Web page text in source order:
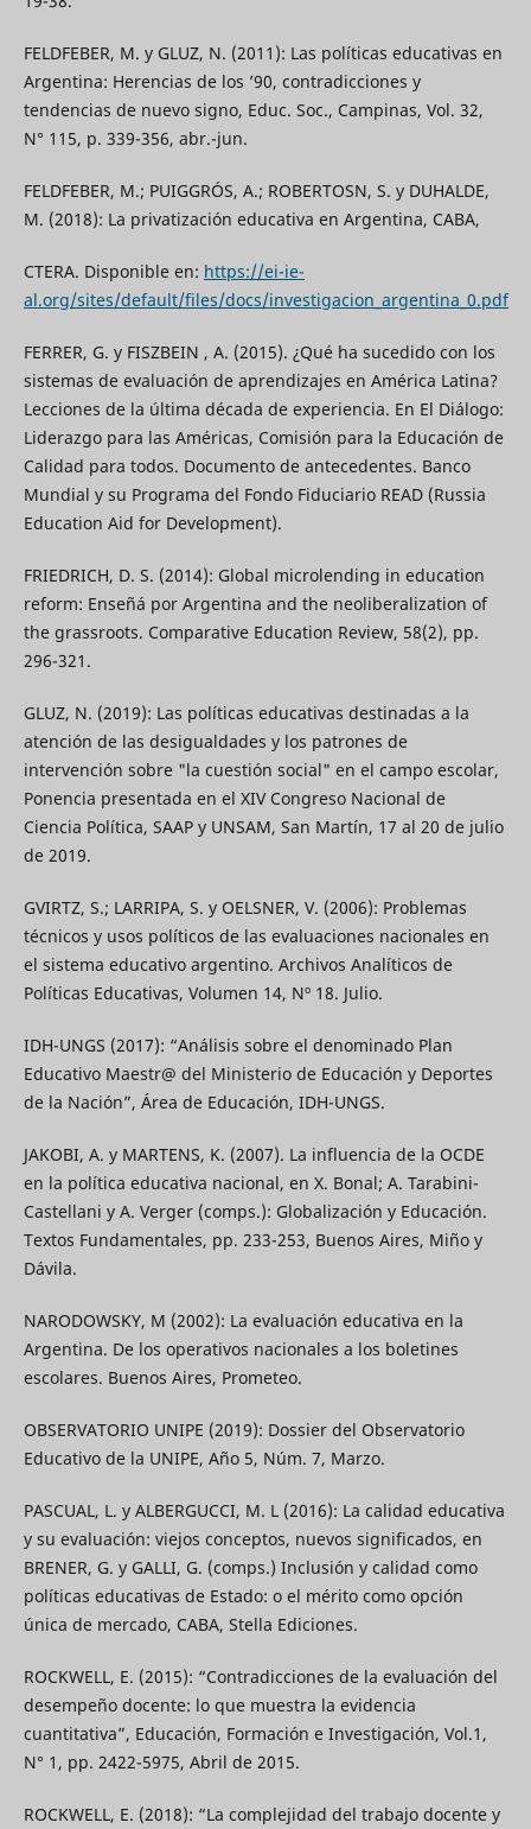
FELDFEBER, M. y GLUZ, N. (2011): Las políticas educativas en
Argentina: Herencias de los ’90, contradicciones y
tendencias de nuevo signo, Educ. Soc., Campinas, Vol. 32,
N° 115, p. 339-356, abr.-jun.
FELDFEBER, M.; PUIGGRÓS, A.; ROBERTOSN, S. y DUHALDE,
M. (2018): La privatización educativa en Argentina, CABA,
CTERA. Disponible en: https://ei-ie-
al.org/sites/default/files/docs/investigacion_argentina_0.pdf
FERRER, G. y FISZBEIN , A. (2015). ¿Qué ha sucedido con los
sistemas de evaluación de aprendizajes en América Latina?
Lecciones de la última década de experiencia. En El Diálogo:
Liderazgo para las Américas, Comisión para la Educación de
Calidad para todos. Documento de antecedentes. Banco
Mundial y su Programa del Fondo Fiduciario READ (Russia
Education Aid for Development).
FRIEDRICH, D. S. (2014): Global microlending in education
reform: Enseñá por Argentina and the neoliberalization of
the grassroots. Comparative Education Review, 58(2), pp.
296-321.
GLUZ, N. (2019): Las políticas educativas destinadas a la
atención de las desigualdades y los patrones de
intervención sobre "la cuestión social" en el campo escolar,
Ponencia presentada en el XIV Congreso Nacional de
Ciencia Política, SAAP y UNSAM, San Martín, 17 al 20 de julio
de 2019.
GVIRTZ, S.; LARRIPA, S. y OELSNER, V. (2006): Problemas
técnicos y usos políticos de las evaluaciones nacionales en
el sistema educativo argentino. Archivos Analíticos de
Políticas Educativas, Volumen 14, Nº 18. Julio.
IDH-UNGS (2017): “Análisis sobre el denominado Plan
Educativo Maestr@ del Ministerio de Educación y Deportes
de la Nación”, Área de Educación, IDH-UNGS.
JAKOBI, A. y MARTENS, K. (2007). La influencia de la OCDE
en la política educativa nacional, en X. Bonal; A. Tarabini-
Castellani y A. Verger (comps.): Globalización y Educación.
Textos Fundamentales, pp. 233-253, Buenos Aires, Miño y
Dávila.
NARODOWSKY, M (2002): La evaluación educativa en la
Argentina. De los operativos nacionales a los boletines
escolares. Buenos Aires, Prometeo.
OBSERVATORIO UNIPE (2019): Dossier del Observatorio
Educativo de la UNIPE, Año 5, Núm. 7, Marzo.
PASCUAL, L. y ALBERGUCCI, M. L (2016): La calidad educativa
y su evaluación: viejos conceptos, nuevos significados, en
BRENER, G. y GALLI, G. (comps.) Inclusión y calidad como
políticas educativas de Estado: o el mérito como opción
única de mercado, CABA, Stella Ediciones.
ROCKWELL, E. (2015): “Contradicciones de la evaluación del
desempeño docente: lo que muestra la evidencia
cuantitativa”, Educación, Formación e Investigación, Vol.1,
N° 1, pp. 2422-5975, Abril de 2015.
ROCKWELL, E. (2018): “La complejidad del trabajo docente y